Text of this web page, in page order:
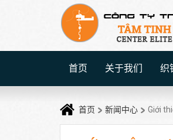
首页 关于我们 织
首页 新闻中心 Giới